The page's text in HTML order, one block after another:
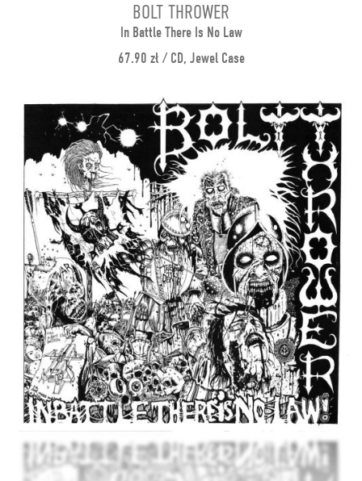
BOLT THROWER
In Battle There Is No Law
67.90 zł / CD, Jewel Case